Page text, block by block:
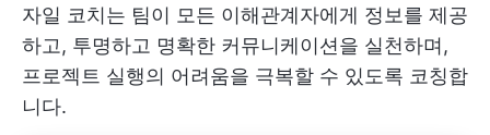
자일 코치는 팀이 모든 이해관계자에게 정보를 제공
하고, 투명하고 명확한 커뮤니케이션을 실천하며,
프로젝트 실행의 어려움을 극복할 수 있도록 코칭합
니다.